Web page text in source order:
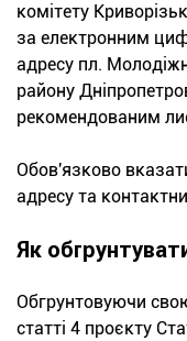
комітету
за електронним
адресу пл.
району
рекомендованим
Обов'язково
адресу та
Як
Обгрунтовуючи
статті 4 проєкту